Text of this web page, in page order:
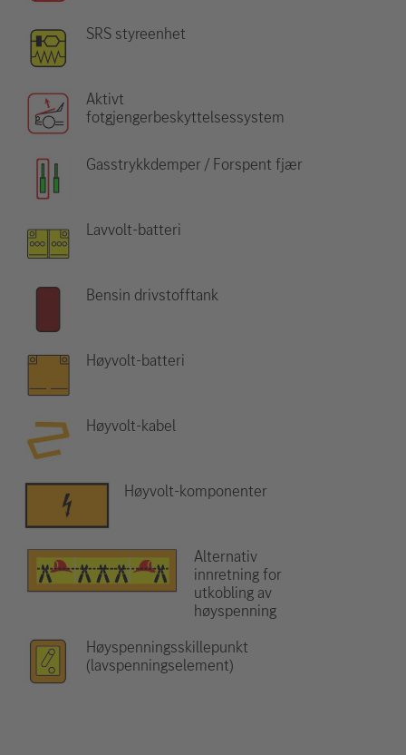
SRS styreenhet
Aktivt
fotgjengerbeskyttelsessystem
Gasstrykkdemper / Forspent fjær
Lavvolt-batteri
Bensin drivstofftank
Høyvolt-batteri
Høyvolt-kabel
Høyvolt-komponenter
Alternativ
innretning for
utkobling av
høyspenning
Høyspenningsskillepunkt
(lavspenningselement)